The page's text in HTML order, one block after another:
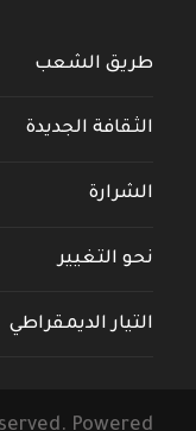
طريق الشعب
الثقافة الجديدة
الشرارة
نحو التغيير
التيار الديمقراطي
Powered